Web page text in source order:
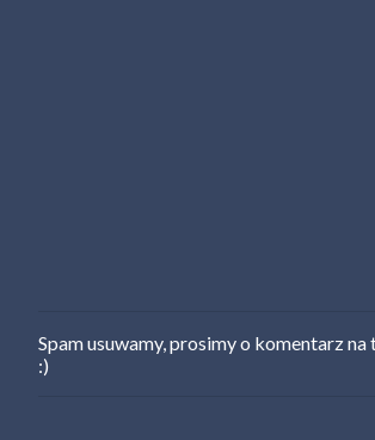
P
r
Spam usuwamy, prosimy o komentarz na
:)